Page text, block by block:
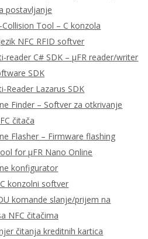
postavljanje
Collision Tool – C konzola
NFC RFID softver
reader C# SDK – μFR reader/writer
SDK
Reader Lazarus SDK
Finder – Softver za otkrivanje
čitača
Flasher – Firmware flashing
for μFR Nano Online
konfigurator
konzolni softver
komande slanje/prijem na
NFC čitačima
čitanja kreditnih kartica